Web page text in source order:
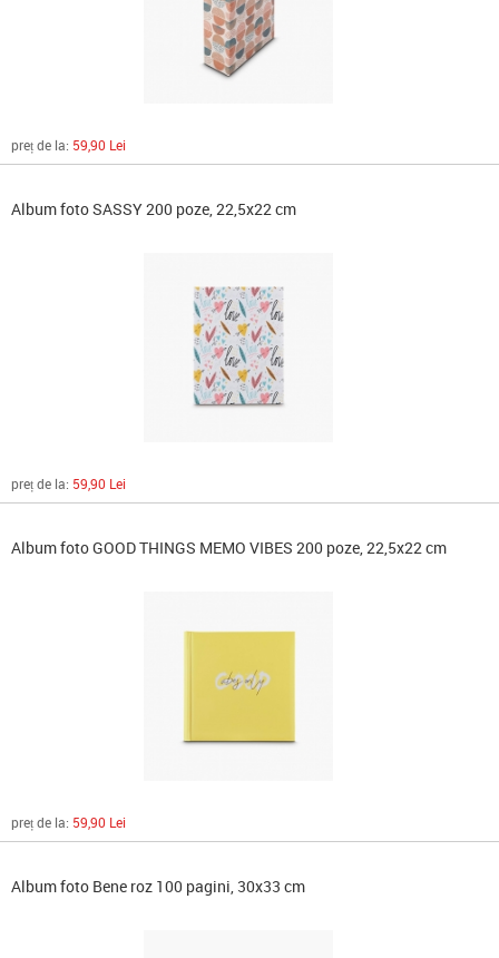
preț de la: 59,90 Lei
Album foto SASSY 200 poze, 22,5x22 cm
preț de la: 59,90 Lei
Album foto GOOD THINGS MEMO VIBES 200 poze, 22,5x22 cm
preț de la: 59,90 Lei
Album foto Bene roz 100 pagini, 30x33 cm